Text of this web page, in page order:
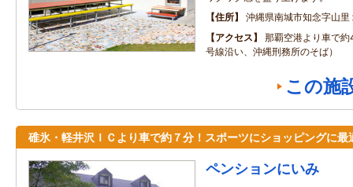
住所
沖縄県南城市知念字山里
アクセス
那覇空港より車で
号線沿い、沖縄刑務所のそば）
この施
碓氷・軽井沢ＩＣより車で約７分！スポーツにショッピングに最
ペンションにいみ